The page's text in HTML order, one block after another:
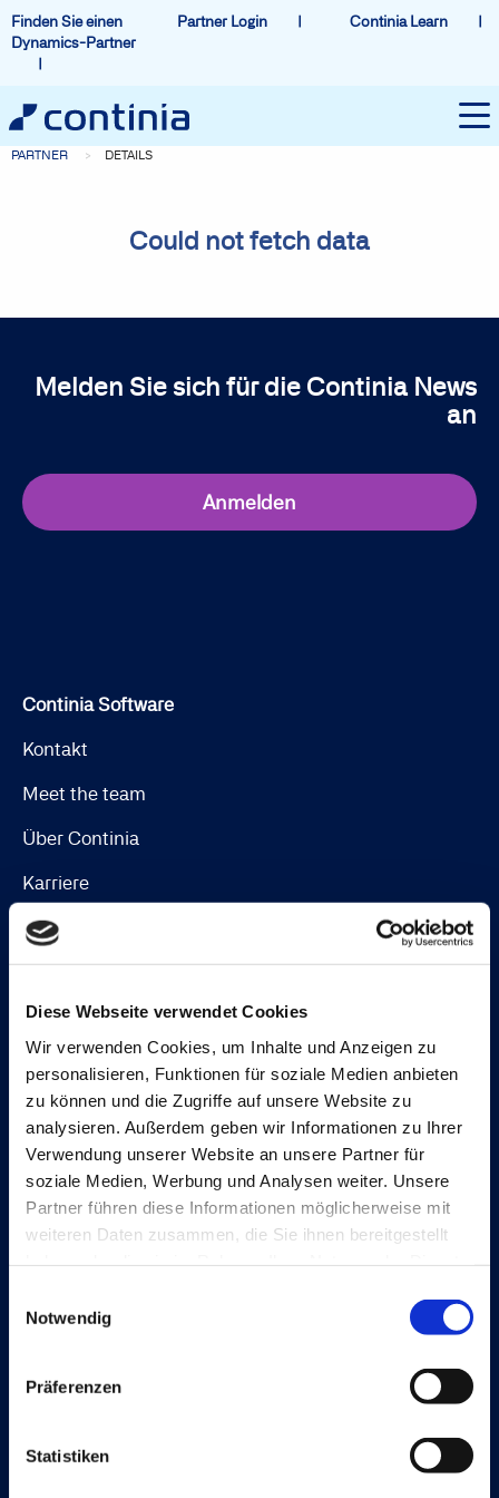
Diese Webseite verwendet Cookies
Wir verwenden Cookies, um Inhalte und Anzeigen zu
personalisieren, Funktionen für soziale Medien anbieten
zu können und die Zugriffe auf unsere Website zu
analysieren. Außerdem geben wir Informationen zu Ihrer
Verwendung unserer Website an unsere Partner für
soziale Medien, Werbung und Analysen weiter. Unsere
Partner führen diese Informationen möglicherweise mit
weiteren Daten zusammen, die Sie ihnen bereitgestellt
Notwendig
Präferenzen
Statistiken
Finden Sie einen
Dynamics-Partner
Partner Login Continia Learn
PARTNER DETAILS
Could not fetch data
Melden Sie sich für die Continia News
an
Anmelden
Continia Software
Kontakt
Meet the team
Über Continia
Karriere
Finden Sie einen Dynamics-Partner
Lösungen
Document Capture
Document Output
Expense Management
Continia Finance
Continia Banking
OPplus
Rechtliche Hinweise